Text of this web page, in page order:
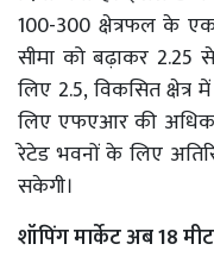
100-300 क्षेत्रफल के
सीमा को बढ़ाकर 2.25
लिए 2.5, विकसित
लिए एफएआर की
रेटेड भवनों के लिए
सकेगी।
शॉपिंग मार्केट अब 18